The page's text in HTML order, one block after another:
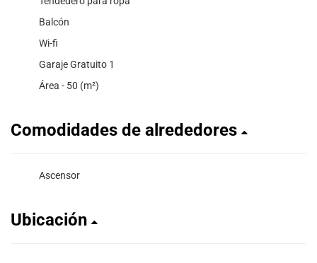
Balcón
Wi-fi
Garaje Gratuito 1
Área - 50 (m²)
Comodidades de alrededores
Ascensor
Ubicación